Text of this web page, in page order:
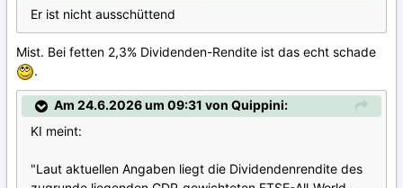
Er ist nicht ausschüttend
Mist. Bei fetten 2,3% Dividenden-Rendite ist das echt schade
.
Am 24.6.2026 um 09:31 von Quippini:
KI meint:
"Laut aktuellen Angaben liegt die Dividendenrendite des